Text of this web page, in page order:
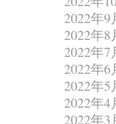
2022年9
2022年8
2022年7
2022年6
2022年5
2022年4
2022年3